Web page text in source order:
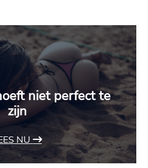
niet perfect te
zijn
NU